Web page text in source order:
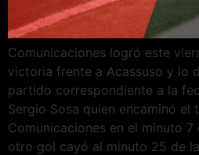
Comunicaciones logró este
victoria frente a Acassuso y lo
partido correspondiente a la
Sergio Sosa quien encaminó el
Comunicaciones en el minuto
otro gol cayó al minuto 25 de